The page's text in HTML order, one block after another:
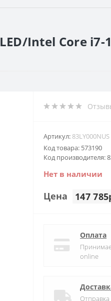
Intel Core i7-
Артикул: 83LY000NUS
Код товара: 573190
Код производителя:
Нет в наличии
Цена 147
Оплата
online
Отправка